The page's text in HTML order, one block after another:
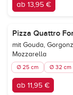
ab 13,95 €
Pizza Quattro
mit Gouda,
Mozzarella
Ø 25 cm Ø 32 cm
ab 11,95 €